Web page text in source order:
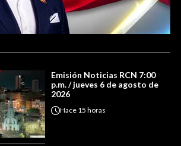
Emisión Noticias RCN 7:00
p.m. / jueves 6 de agosto de
2026
Hace 15 horas